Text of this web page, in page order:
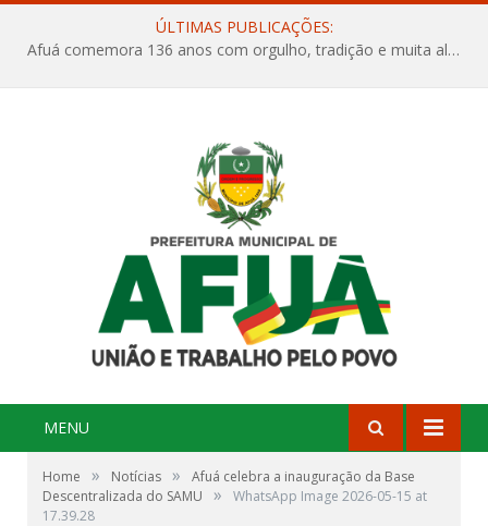
ÚLTIMAS PUBLICAÇÕES:
Afuá comemora 136 anos com orgulho, tradição e muita alegria na Quadra Dr. Nelson Salomão
MENU
Home » Notícias »
Afuá celebra a inauguração da Base
Descentralizada do SAMU
»
WhatsApp Image 2026-05-15 at
17.39.28